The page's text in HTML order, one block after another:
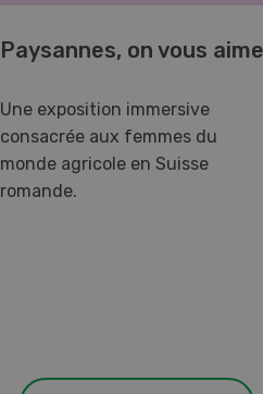
Paysannes, on vous
Une exposition immersive
consacrée aux femmes du
monde agricole en Suisse
romande.